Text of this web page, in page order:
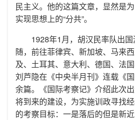
民主义。他的这篇文章，显然是
实现思想上的“分共”。
1928年1月，胡汉民率队出
随，前往菲律宾、新加坡、马来
及、土耳其、意大利、德国、法
刘芦隐在《中央半月刊》连载《
余篇。《国际考察记》介绍此次
将到来的建设，为实施训政寻找
的考察目标：一是落后的但是新